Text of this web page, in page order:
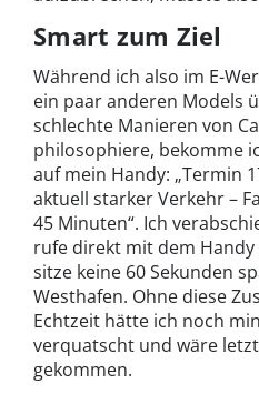
Smart zum Ziel
Während ich also im E-
ein paar anderen Models
schlechte Manieren von
philosophiere, bekomme
auf mein Handy: „Termin
aktuell starker Verkehr –
45 Minuten“. Ich
rufe direkt mit dem
sitze keine 60 Sekunden
Westhafen. Ohne diese
Echtzeit hätte ich noch
verquatscht und wäre
gekommen.